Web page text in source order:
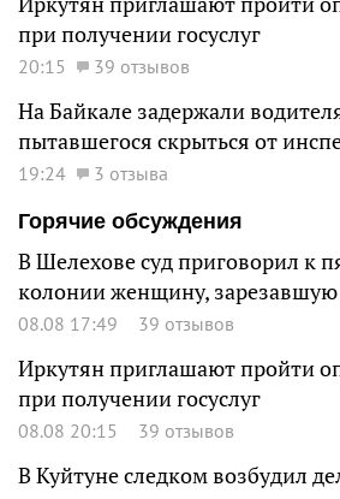
при получении госуслуг
20:15 39 отзывов
На Байкале задержали
пытавшегося скрыться от
19:24
3 отзыва
Горячие обсуждения
В Шелехове суд приговорил к
колонии женщину, зарезавшую
08.08 17:49 39 отзывов
Иркутян приглашают пройти
при получении госуслуг
08.08 20:15 39 отзывов
В Куйтуне следком возбудил